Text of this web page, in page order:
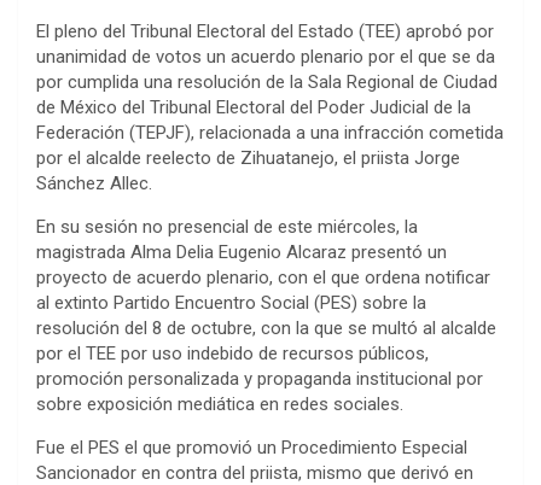
El pleno del Tribunal Electoral del Estado (TEE) aprobó por
unanimidad de votos un acuerdo plenario por el que se da
por cumplida una resolución de la Sala Regional de Ciudad
de México del Tribunal Electoral del Poder Judicial de la
Federación (TEPJF), relacionada a una infracción cometida
por el alcalde reelecto de Zihuatanejo, el priista Jorge
Sánchez Allec.
En su sesión no presencial de este miércoles, la
magistrada Alma Delia Eugenio Alcaraz presentó un
proyecto de acuerdo plenario, con el que ordena notificar
al extinto Partido Encuentro Social (PES) sobre la
resolución del 8 de octubre, con la que se multó al alcalde
por el TEE por uso indebido de recursos públicos,
promoción personalizada y propaganda institucional por
sobre exposición mediática en redes sociales.
Fue el PES el que promovió un Procedimiento Especial
Sancionador en contra del priista, mismo que derivó en